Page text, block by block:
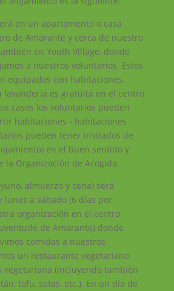
en un apartamento o casa
de Amarante y cerca de nuestro
en Youth Village, donde
a nuestros voluntarios. Estos
equipados con habitaciones,
lavandería es gratuita en el centro
casos los voluntarios pueden
habitaciones - habitaciones
pueden tener invitados de
en el buen sentido y
la Organización de Acogida.
almuerzo y cena) será
lunes a sábado (6 días por
organización en el centro
de Amarante) donde
comidas a nuestros
un restaurante vegetariano
vegetariana (incluyendo también
tofu, setas, etc.). En un día de